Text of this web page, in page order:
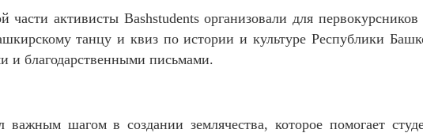
части активисты Bashstudents организовали для
танцу и квиз по истории и культуре Республики
и благодарственными письмами.
важным шагом в создании землячества, которое помогает